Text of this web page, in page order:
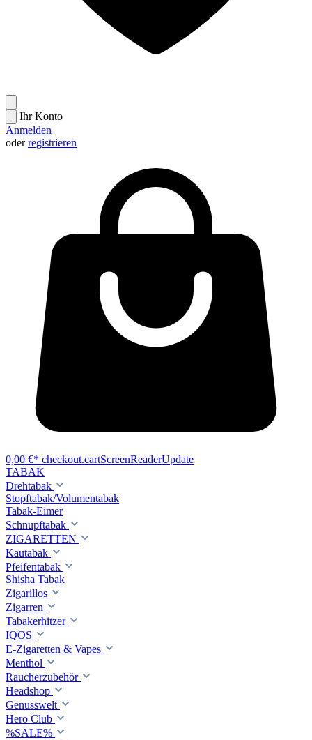
Ihr Konto
Anmelden
oderregistrieren
0,00 €* checkout.cartScreenReaderUpdate
TABAK
Drehtabak
Stopftabak/Volumentabak
Tabak-Eimer
Schnupftabak
ZIGARETTEN
Kautabak
Pfeifentabak
Shisha Tabak
Zigarillos
Zigarren
Tabakerhitzer
IQOS
E-Zigaretten & Vapes
Menthol
Raucherzubehör
Headshop
Genusswelt
Hero Club
%SALE%